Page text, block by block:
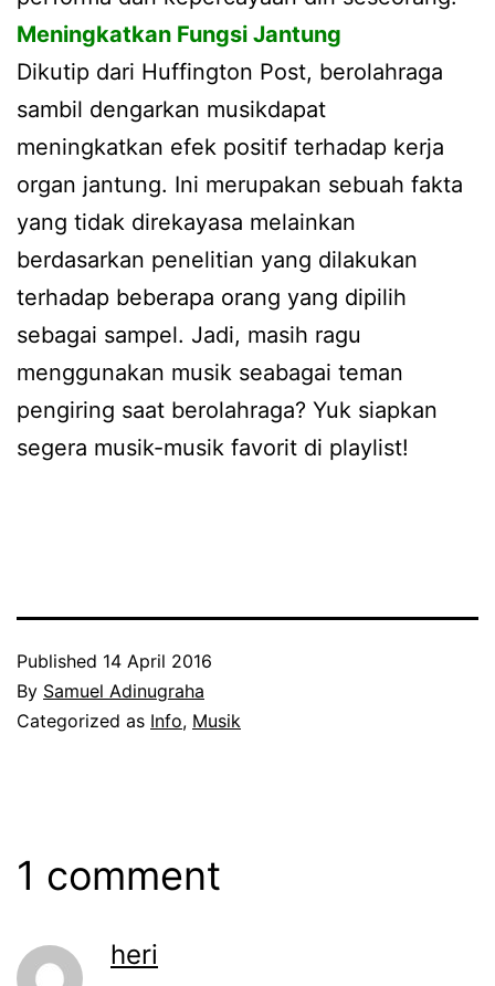
Meningkatkan Fungsi Jantung
Dikutip dari Huffington Post, berolahraga
sambil dengarkan musikdapat
meningkatkan efek positif terhadap kerja
organ jantung. Ini merupakan sebuah fakta
yang tidak direkayasa melainkan
berdasarkan penelitian yang dilakukan
terhadap beberapa orang yang dipilih
sebagai sampel. Jadi, masih ragu
menggunakan musik seabagai teman
pengiring saat berolahraga? Yuk siapkan
segera musik-musik favorit di playlist!
Published 14 April 2016
By Samuel Adinugraha
Categorized as Info, Musik
1 comment
heri